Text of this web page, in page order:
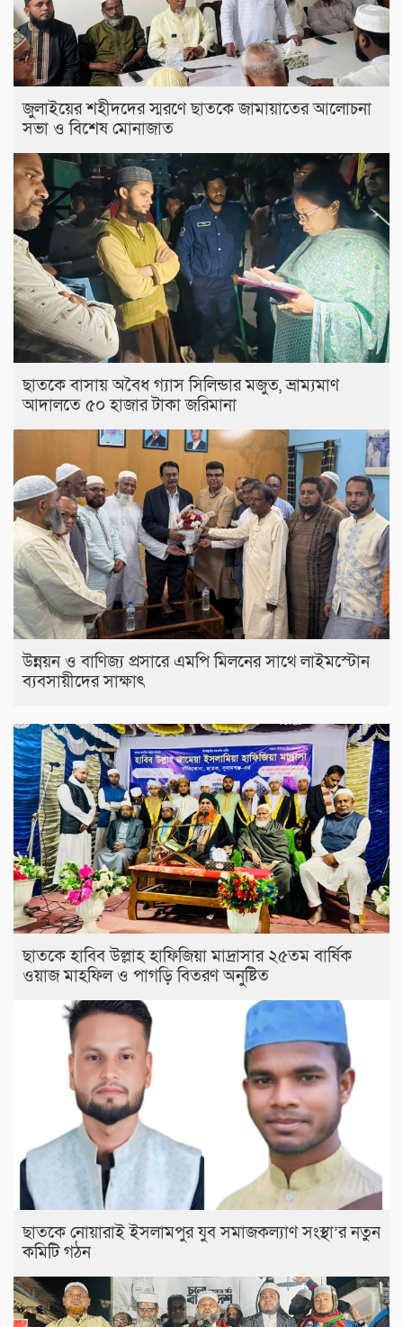
জুলাইয়ের শহীদদের স্মরণে ছাতকে জামায়াতের আলোচনা
সভা ও বিশেষ মোনাজাত
ছাতকে বাসায় অবৈধ গ্যাস সিলিন্ডার মজুত, ভ্রাম্যমাণ
আদালতে ৫০ হাজার টাকা জরিমানা
উন্নয়ন ও বাণিজ্য প্রসারে এমপি মিলনের সাথে লাইমস্টোন
ব্যবসায়ীদের সাক্ষাৎ
ছাতকে হাবিব উল্লাহ হাফিজিয়া মাদ্রাসার ২৫তম বার্ষিক
ওয়াজ মাহফিল ও পাগড়ি বিতরণ অনুষ্টিত
ছাতকে নোয়ারাই ইসলামপুর যুব সমাজকল্যাণ সংস্থা’র নতুন
কমিটি গঠন